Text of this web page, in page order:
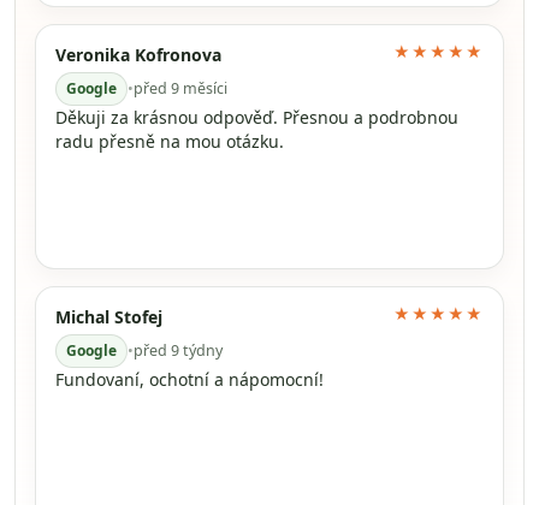
Veronika Kofronova
Google •před 9 měsíci
★★★★★
Děkuji za krásnou odpověď. Přesnou a podrobnou
radu přesně na mou otázku.
Michal Stofej
Google •před 9 týdny
★★★★★
Fundovaní, ochotní a nápomocní!